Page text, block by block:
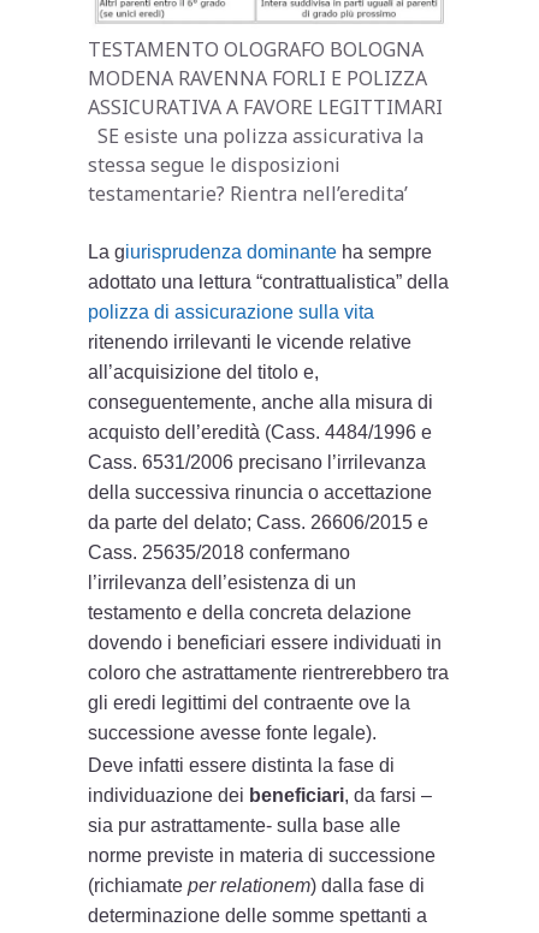
TESTAMENTO OLOGRAFO BOLOGNA
MODENA RAVENNA FORLI E POLIZZA
ASSICURATIVA A FAVORE LEGITTIMARI
SE esiste una polizza assicurativa la
stessa segue le disposizioni
testamentarie? Rientra nell’eredita’
La giurisprudenza dominante ha sempre
adottato una lettura “contrattualistica” della
polizza di assicurazione sulla vita
ritenendo irrilevanti le vicende relative
all’acquisizione del titolo e,
conseguentemente, anche alla misura di
acquisto dell’eredità (Cass. 4484/1996 e
Cass. 6531/2006 precisano l’irrilevanza
della successiva rinuncia o accettazione
da parte del delato; Cass. 26606/2015 e
Cass. 25635/2018 confermano
l’irrilevanza dell’esistenza di un
testamento e della concreta delazione
dovendo i beneficiari essere individuati in
coloro che astrattamente rientrerebbero tra
gli eredi legittimi del contraente ove la
successione avesse fonte legale).
Deve infatti essere distinta la fase di
individuazione dei beneficiari, da farsi –
sia pur astrattamente- sulla base alle
norme previste in materia di successione
(richiamateper relationem) dalla fase di
determinazione delle somme spettanti a